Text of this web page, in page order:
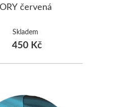
červená
Skladem
450 Kč